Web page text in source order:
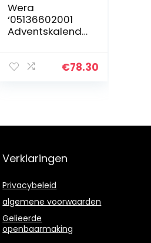
Wera
‘05136602001
Adventskalende
€78.30
Verklaringen
Privacybeleid
algemene voorwaarden
Gelieerde
openbaarmaking